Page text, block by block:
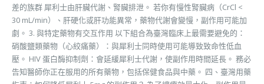
差的族群 犀利士由肝臟代謝、腎臟排泄。 若你有慢性腎臟病（CrCl <
30 mL/min）、肝硬化或肝功能異常，藥物代謝會變慢，副作用可能加
劇。 3. 與特定藥物有交互作用 以下組合為臺灣臨床上最需要避免的：
硝酸鹽類藥物（心絞痛藥）：與犀利士同時使用可能導致致命性低血
壓。 HIV 蛋白酶抑制劑：會延緩犀利士代謝，使副作用時間延長。 務必
告知醫師你正在服用的所有藥物，包括保健食品與中藥。 四、臺灣用藥